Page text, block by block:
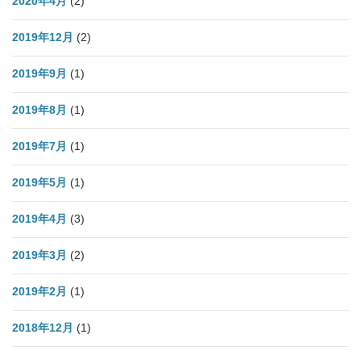
2019年12月 (2)
2019年9月 (1)
2019年8月 (1)
2019年7月 (1)
2019年5月 (1)
2019年4月 (3)
2019年3月 (2)
2019年2月 (1)
2018年12月 (1)